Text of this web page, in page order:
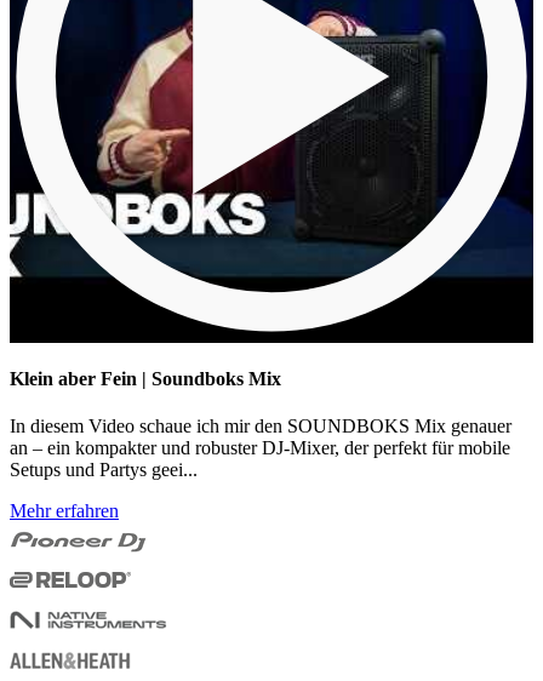
Klein aber Fein | Soundboks Mix
In diesem Video schaue ich mir den SOUNDBOKS Mix genauer
an – ein kompakter und robuster DJ-Mixer, der perfekt für mobile
Setups und Partys geei...
Mehr erfahren